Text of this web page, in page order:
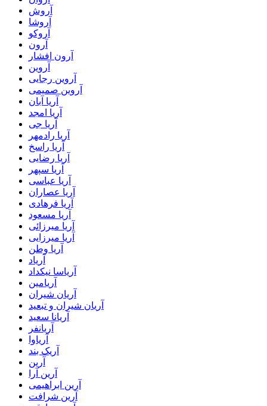
آروش
آروشا
آروکو
آرون
آرون افشار
آروین
آروین رجایی
آروین صمیمی
آریا آبان
آریا امجد
آریا جی
آریا رادمهر
آریا راسخ
آریا رضایی
آریا سپهر
آریا عباسی
آریا عصاران
آریا فرهادی
آریا مسعود
آریا میرزائی
آریا میرزایی
آریا وطن
آریاد
آریاسا نیکداد
آریامین
آریان شیران
آریان شیران و تبعید
آریانا سعید
آریانفر
آریاوا
آریک بند
آرین
آرین آرا
آرین ابراهیمی
آرین شرافت